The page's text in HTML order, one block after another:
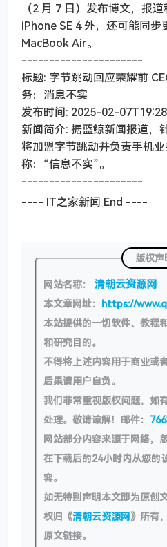
（2 月 7 日）发布博文，报
iPhone SE 4 外，还可能同
MacBook Air。
----------------------
标题: 字节跳动回应荣耀前
务：消息不实
发布时间: 2025-02-
新闻简介: 据蓝鲸新闻报道，
将加盟字节跳动并负责手机
称：“信息不实”。
----------------------
---- IT之家新闻 End ----
版权声
网站名称： 清朝云资源网
本文章网址： https://
本站提供的一切软件、教程
和研究目的。
不得将上述内容用于商业或
后果请用户自负。
我们非常重视版权问题，如
处理。敬请谅解！邮件：
网站部分内容来源于网络，
在下载后的24小时内从您的
容。
如无特别声明本文即为原创
权归《清朝云资源网》所有
原文链接。